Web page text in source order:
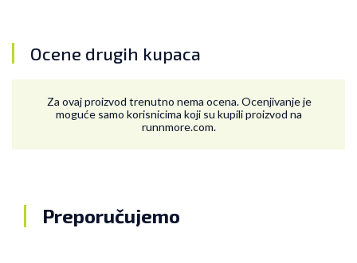
Ocene drugih kupaca
Za ovaj proizvod trenutno nema ocena. Ocenjivanje je
moguće samo korisnicima koji su kupili proizvod na
runnmore.com.
Preporučujemo